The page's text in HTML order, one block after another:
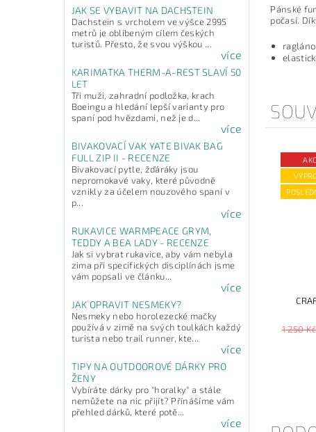
JAK SE VYBAVIT NA DACHSTEIN
Dachstein s vrcholem ve výšce 2995
metrů je oblíbeným cílem českých
turistů. Přesto, že svou výškou ...
více
KARIMATKA THERM-A-REST SLAVÍ 50
LET
Tři muži, zahradní podložka, krach
Boeingu a hledání lepší varianty pro
spaní pod hvězdami, než je d...
více
BIVAKOVACÍ VAK YATE BIVAK BAG
FULL ZIP II - RECENZE
Bivakovací pytle, žďáráky jsou
nepromokavé vaky, které původně
vznikly za účelem nouzového spaní v
p...
více
RUKAVICE WARMPEACE GRYM,
TEDDY A BEA LADY - RECENZE
Jak si vybrat rukavice, aby vám nebyla
zima při specifických disciplínách jsme
vám popsali ve článku...
více
JAK OPRAVIT NESMEKY?
Nesmeky nebo horolezecké mačky
používá v zimě na svých toulkách každý
turista nebo trail runner, kte...
více
TIPY NA OUTDOOROVÉ DÁRKY PRO
ŽENY
Vybíráte dárky pro "horalky" a stále
nemůžete na nic přijít? Přínášíme vám
přehled dárků, které potě...
více
Pánské
počasí.
1 250 Kč